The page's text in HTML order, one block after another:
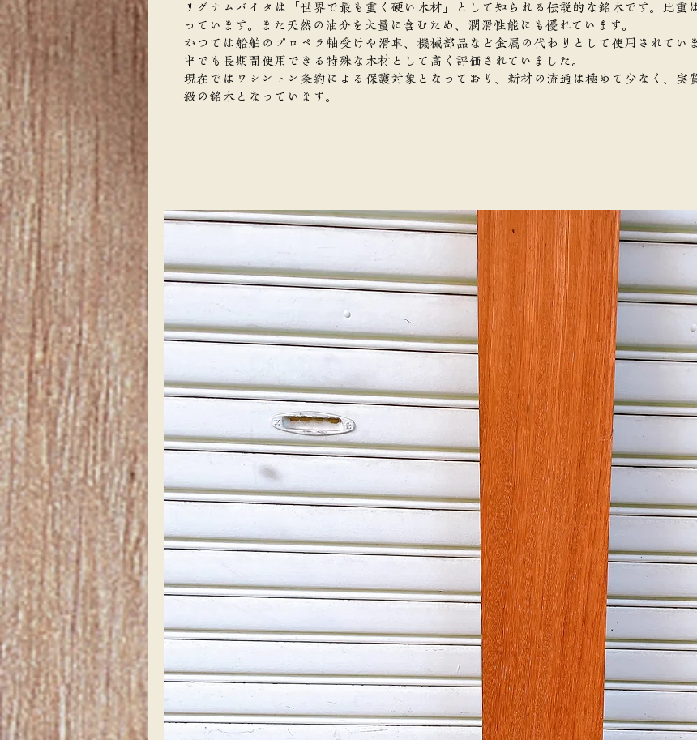
リグナムバイタは「世界で最も重く硬い木材」として知られる伝説的な銘木です。比重
っています。また天然の油分を大量に含むため、潤滑性能にも優れています。
かつては船舶のプロペラ軸受けや滑車、機械部品など金属の代わりとして使用されてい
中でも長期間使用できる特殊な木材として高く評価されていました。
現在ではワシントン条約による保護対象となっており、新材の流通は極めて少なく、実
級の銘木となっています。